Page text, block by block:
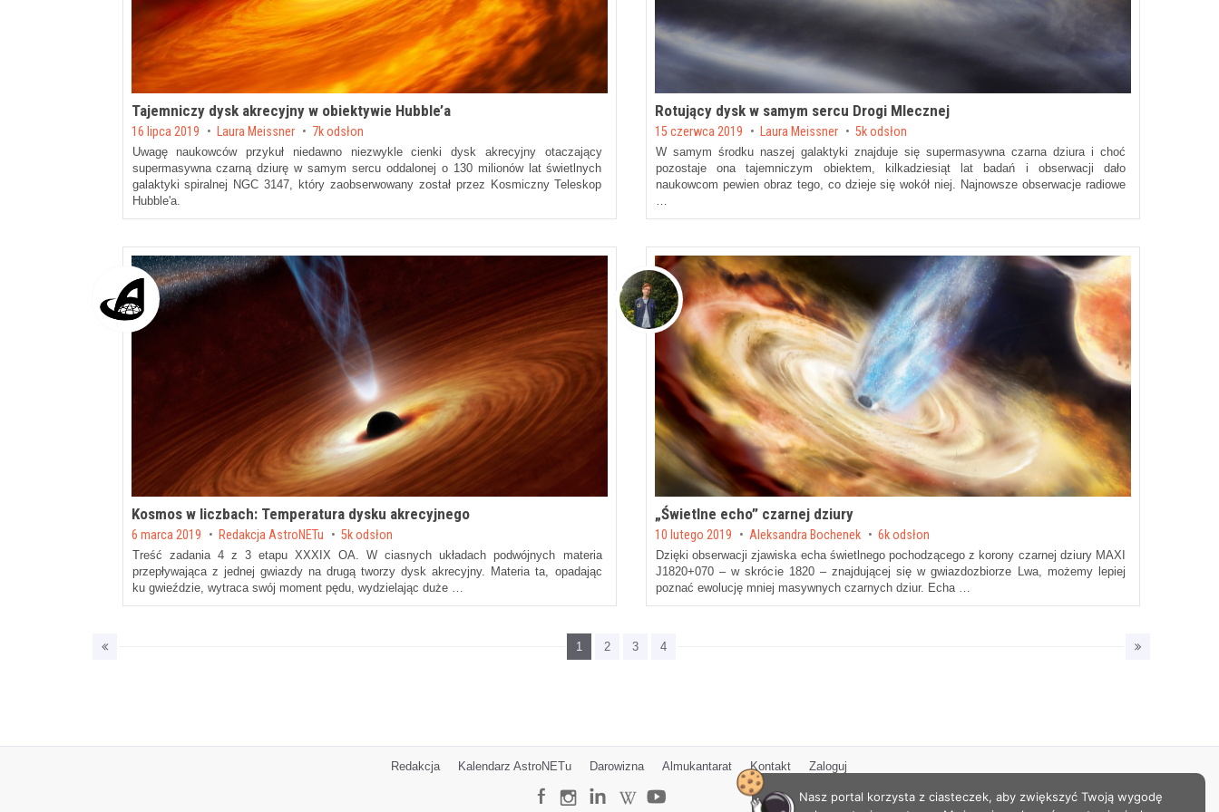
Tajemniczy dysk akrecyjny w obiektywie Hubble’a
Posted on
16 lipca 2019 by Laura Meissner 7k odsłon
Uwagę naukowców przykuł niedawno niezwykle cienki dysk akrecyjny otaczający
supermasywna czarną dziurę w samym sercu oddalonej o 130 milionów lat świetlnych
galaktyki spiralnej NGC 3147, który zaobserwowany został przez Kosmiczny Teleskop
Hubble'a.
Rotujący dysk w samym sercu Drogi Mlecznej
Posted on
15 czerwca 2019 by Laura Meissner 5k odsłon
W samym środku naszej galaktyki znajduje się supermasywna czarna dziura i choć
pozostaje ona tajemniczym obiektem, kilkadziesiąt lat badań i obserwacji dało
naukowcom pewien obraz tego, co dzieje się wokół niej. Najnowsze obserwacje radiowe
…
Kosmos w liczbach: Temperatura dysku akrecyjnego
Posted on
6 marca 2019 by Redakcja AstroNETu 5k odsłon
Treść zadania 4 z 3 etapu XXXIX OA. W ciasnych układach podwójnych materia
przepływająca z jednej gwiazdy na drugą tworzy dysk akrecyjny. Materia ta, opadając
ku gwieździe, wytraca swój moment pędu, wydzielając duże …
„Świetlne echo” czarnej dziury
Posted on
10 lutego 2019 by Aleksandra Bochenek 6k odsłon
Dzięki obserwacji zjawiska echa świetlnego pochodzącego z korony czarnej dziury MAXI
J1820+070 – w skrócie 1820 – znajdującej się w gwiazdozbiorze Lwa, możemy lepiej
poznać ewolucję mniej masywnych czarnych dziur. Echa …
1 2 3 4
Redakcja Kalendarz AstroNETu Darowizna Almukantarat Kontakt Zaloguj
Nasz portal korzysta z ciasteczek, aby zwiększyć Twoją wygodę